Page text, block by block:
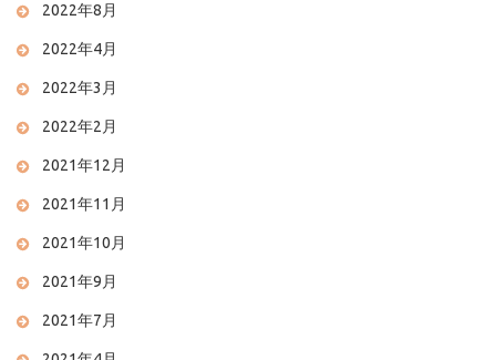
2022年8月
2022年4月
2022年3月
2022年2月
2021年12月
2021年11月
2021年10月
2021年9月
2021年7月